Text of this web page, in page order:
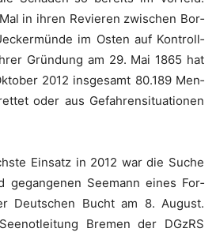
in ihren Revie­ren zwi­schen Bor­
im Osten auf Kon­troll­
Grün­dung am 29. Mai 1865 hat
2012 ins­ge­samt 80.189 Men­
oder aus Gefah­ren­si­tua­tio­nen
Ein­satz in 2012 war die Suche
gegan­ge­nen See­mann eines For­
Deut­schen Bucht am 8. August.
Bre­men der DGzRS